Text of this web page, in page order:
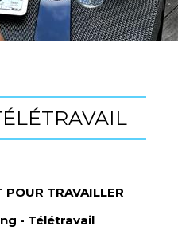
POUR TRAVAILLER
Télétravail